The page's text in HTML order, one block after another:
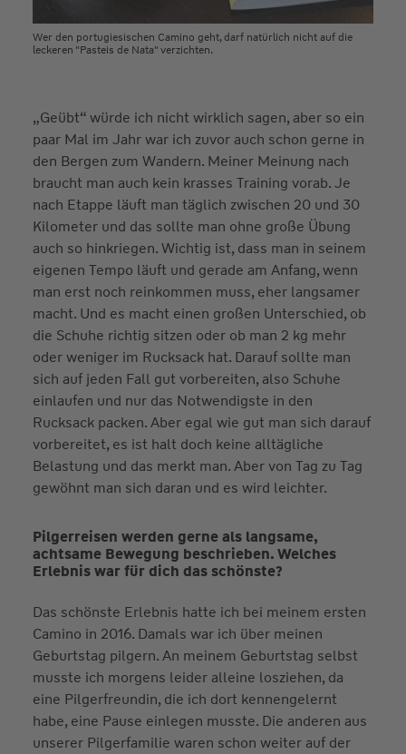
Wer den portugiesischen Camino geht, darf natürlich nicht auf die
leckeren "Pasteis de Nata" verzichten.
„Geübt“ würde ich nicht wirklich sagen, aber so ein
paar Mal im Jahr war ich zuvor auch schon gerne in
den Bergen zum Wandern. Meiner Meinung nach
braucht man auch kein krasses Training vorab. Je
nach Etappe läuft man täglich zwischen 20 und 30
Kilometer und das sollte man ohne große Übung
auch so hinkriegen. Wichtig ist, dass man in seinem
eigenen Tempo läuft und gerade am Anfang, wenn
man erst noch reinkommen muss, eher langsamer
macht. Und es macht einen großen Unterschied, ob
die Schuhe richtig sitzen oder ob man 2 kg mehr
oder weniger im Rucksack hat. Darauf sollte man
sich auf jeden Fall gut vorbereiten, also Schuhe
einlaufen und nur das Notwendigste in den
Rucksack packen. Aber egal wie gut man sich darauf
vorbereitet, es ist halt doch keine alltägliche
Belastung und das merkt man. Aber von Tag zu Tag
gewöhnt man sich daran und es wird leichter.
Pilgerreisen werden gerne als langsame,
achtsame Bewegung beschrieben. Welches
Erlebnis war für dich das schönste?
Das schönste Erlebnis hatte ich bei meinem ersten
Camino in 2016. Damals war ich über meinen
Geburtstag pilgern. An meinem Geburtstag selbst
musste ich morgens leider alleine losziehen, da
eine Pilgerfreundin, die ich dort kennengelernt
habe, eine Pause einlegen musste. Die anderen aus
unserer Pilgerfamilie waren schon weiter auf der